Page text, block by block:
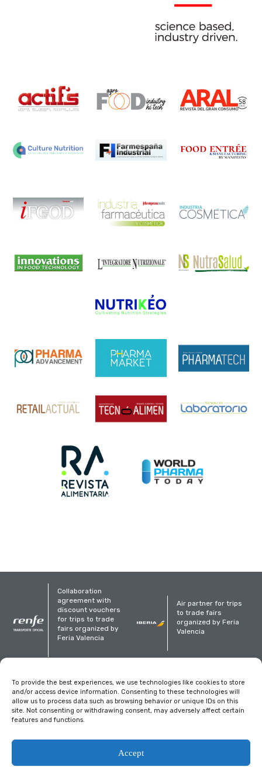
To provide the best experiences, we use technologies like cookies to store
and/or access device information. Consenting to these technologies will
allow us to process data such as browsing behavior or unique IDs on this
site. Not consenting or withdrawing consent, may adversely affect certain
features and functions.
Accept
Collaboration
agreement with
discount vouchers
for trips to trade
fairs organized by
Feria Valencia
Air partner for trips
to trade fairs
organized by Feria
Valencia